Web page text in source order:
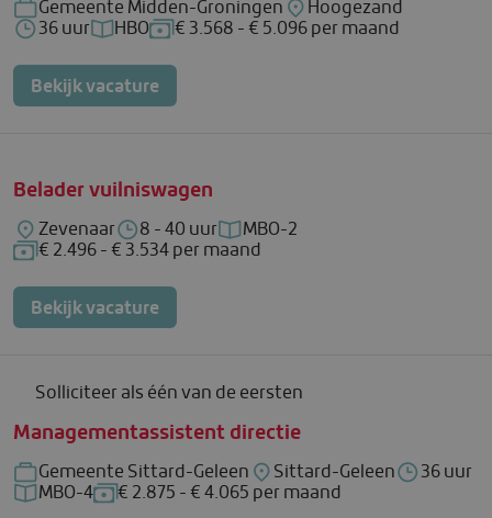
Bedrijf: Gemeente Midden-GroningenLocatie: Hoogezand
Uren per week: 36 uur
36 uurFunctieniveau: HBO
HBOSalaris: € 3.568 - € 5.096 per maand
€ 3.568 - € 5.096 per maand
Bekijk vacature
Belader vuilniswagen
Locatie: Zevenaar
ZevenaarUren per week: 8 - 40 uur
8 - 40 uurFunctieniveau: MBO-2
MBO-2
Salaris: € 2.496 - € 3.534 per maand
€ 2.496 - € 3.534 per maand
Bekijk vacature
Solliciteer als één van de eersten
Managementassistent directie
Bedrijf: Gemeente Sittard-Geleen
Gemeente Sittard-GeleenLocatie: Sittard-Geleen
Sittard-GeleenUren per
36 uur
Functieniveau: MBO-4
MBO-4Salaris: € 2.875 - € 4.065 per maand
€ 2.875 - € 4.065 per maand